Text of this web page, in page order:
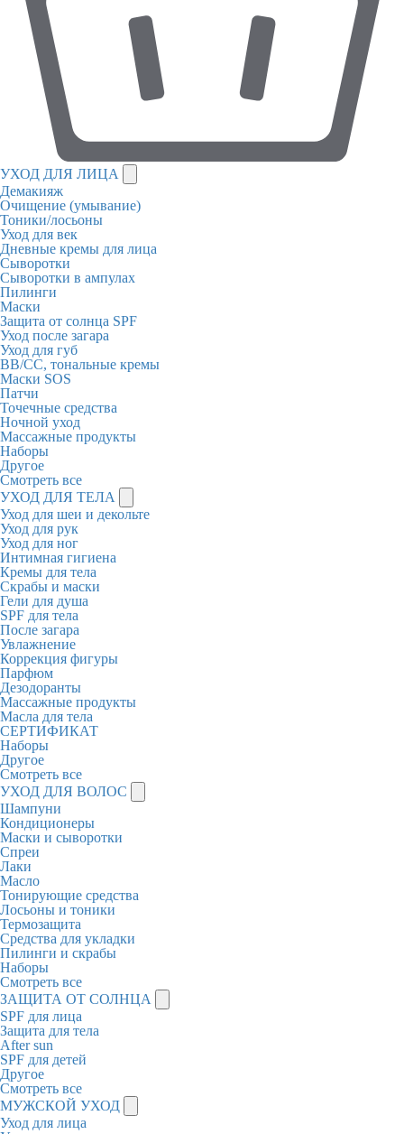
УХОД ДЛЯ ЛИЦА
Демакияж
Очищение (умывание)
Тоники/лосьоны
Уход для век
Дневные кремы для лица
Сыворотки
Сыворотки в ампулах
Пилинги
Маски
Защита от солнца SPF
Уход после загара
Уход для губ
BB/CC, тональные кремы
Маски SOS
Патчи
Точечные средства
Ночной уход
Массажные продукты
Наборы
Другое
Смотреть все
УХОД ДЛЯ ТЕЛА
Уход для шеи и декольте
Уход для рук
Уход для ног
Интимная гигиена
Кремы для тела
Скрабы и маски
Гели для душа
SPF для тела
После загара
Увлажнение
Коррекция фигуры
Парфюм
Дезодоранты
Массажные продукты
Масла для тела
СЕРТИФИКАТ
Наборы
Другое
Смотреть все
УХОД ДЛЯ ВОЛОС
Шампуни
Кондиционеры
Маски и сыворотки
Спреи
Лаки
Масло
Тонирующие средства
Лосьоны и тоники
Термозащита
Средства для укладки
Пилинги и скрабы
Наборы
Смотреть все
ЗАЩИТА ОТ СОЛНЦА
SPF для лица
Защита для тела
After sun
SPF для детей
Другое
Смотреть все
МУЖСКОЙ УХОД
Уход для лица